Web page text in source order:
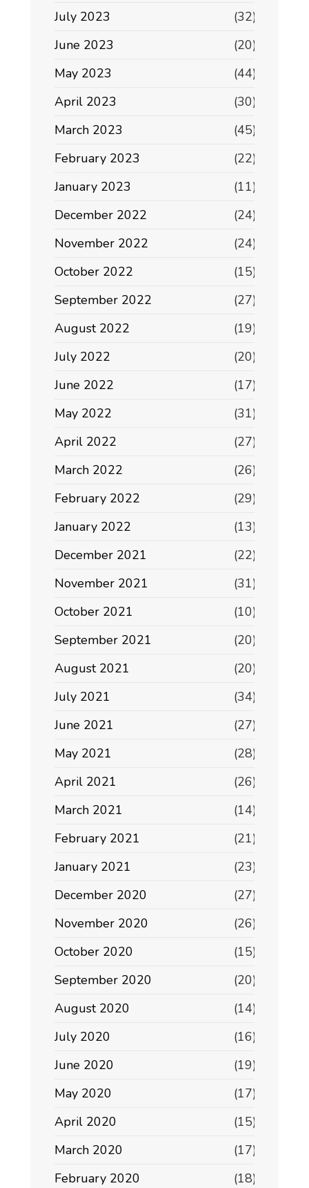
July 2023
(32)
June 2023
(20)
May 2023
(44)
April 2023
(30)
March 2023
(45)
February 2023
(22)
January 2023
(11)
December 2022
(24)
November 2022
(24)
October 2022
(15)
September 2022
(27)
August 2022
(19)
July 2022
(20)
June 2022
(17)
May 2022
(31)
April 2022
(27)
March 2022
(26)
February 2022
(29)
January 2022
(13)
December 2021
(22)
November 2021
(31)
October 2021
(10)
September 2021
(20)
August 2021
(20)
July 2021
(34)
June 2021
(27)
May 2021
(28)
April 2021
(26)
March 2021
(14)
February 2021
(21)
January 2021
(23)
December 2020
(27)
November 2020
(26)
October 2020
(15)
September 2020
(20)
August 2020
(14)
July 2020
(16)
June 2020
(19)
May 2020
(17)
April 2020
(15)
March 2020
(17)
February 2020
(18)